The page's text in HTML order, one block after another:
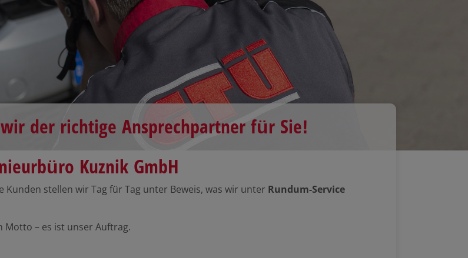
wir der richtige Ansprechpartner für Sie!
Kuznik GmbH
Kunden stellen wir Tag für Tag unter Beweis, was wir unter Rundum-Service
Motto – es ist unser Auftrag.